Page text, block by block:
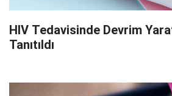
HIV Tedavisinde Devrim
Tanıtıldı